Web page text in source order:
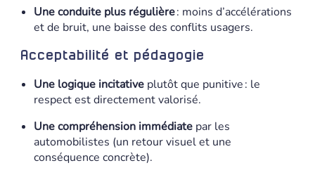
Une conduite plus régulière: moins d’accélérations
et de bruit, une baisse des conflits usagers.
Acceptabilité et pédagogie
Une logique incitative plutôt que punitive : le
respect est directement valorisé.
Une compréhension immédiate par les
automobilistes (un retour visuel et une
conséquence concrète).